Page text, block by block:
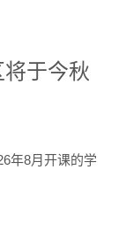
将于今秋
年8月开课的学